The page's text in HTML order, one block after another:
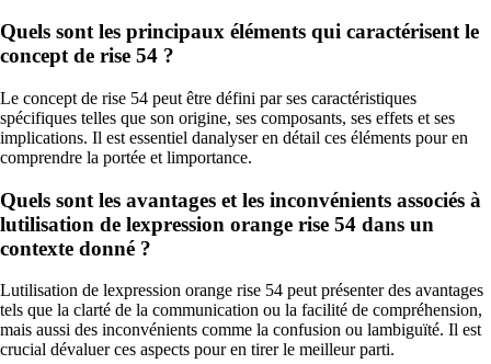
Quels sont les principaux éléments qui caractérisent le
concept de rise 54 ?
Le concept de rise 54 peut être défini par ses caractéristiques
spécifiques telles que son origine, ses composants, ses effets et ses
implications. Il est essentiel danalyser en détail ces éléments pour en
comprendre la portée et limportance.
Quels sont les avantages et les inconvénients associés à
lutilisation de lexpression orange rise 54 dans un
contexte donné ?
Lutilisation de lexpression orange rise 54 peut présenter des avantages
tels que la clarté de la communication ou la facilité de compréhension,
mais aussi des inconvénients comme la confusion ou lambiguïté. Il est
crucial dévaluer ces aspects pour en tirer le meilleur parti.